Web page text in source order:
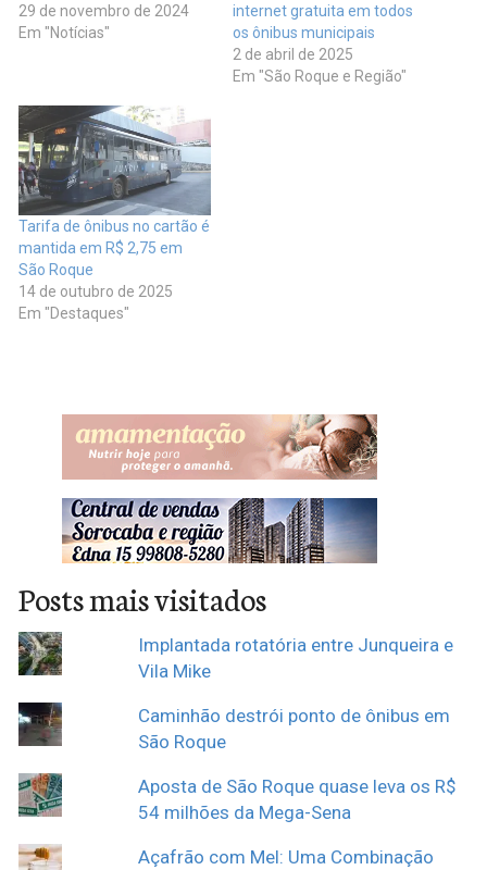
29 de novembro de 2024
Em "Notícias"
internet gratuita em todos
os ônibus municipais
2 de abril de 2025
Em "São Roque e Região"
Tarifa de ônibus no cartão é
mantida em R$ 2,75 em
São Roque
14 de outubro de 2025
Em "Destaques"
Posts mais visitados
Implantada rotatória entre Junqueira e
Vila Mike
Caminhão destrói ponto de ônibus em
São Roque
Aposta de São Roque quase leva os R$
54 milhões da Mega-Sena
Açafrão com Mel: Uma Combinação